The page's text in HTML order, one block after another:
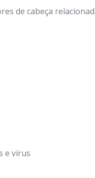
de cabeça
e vírus